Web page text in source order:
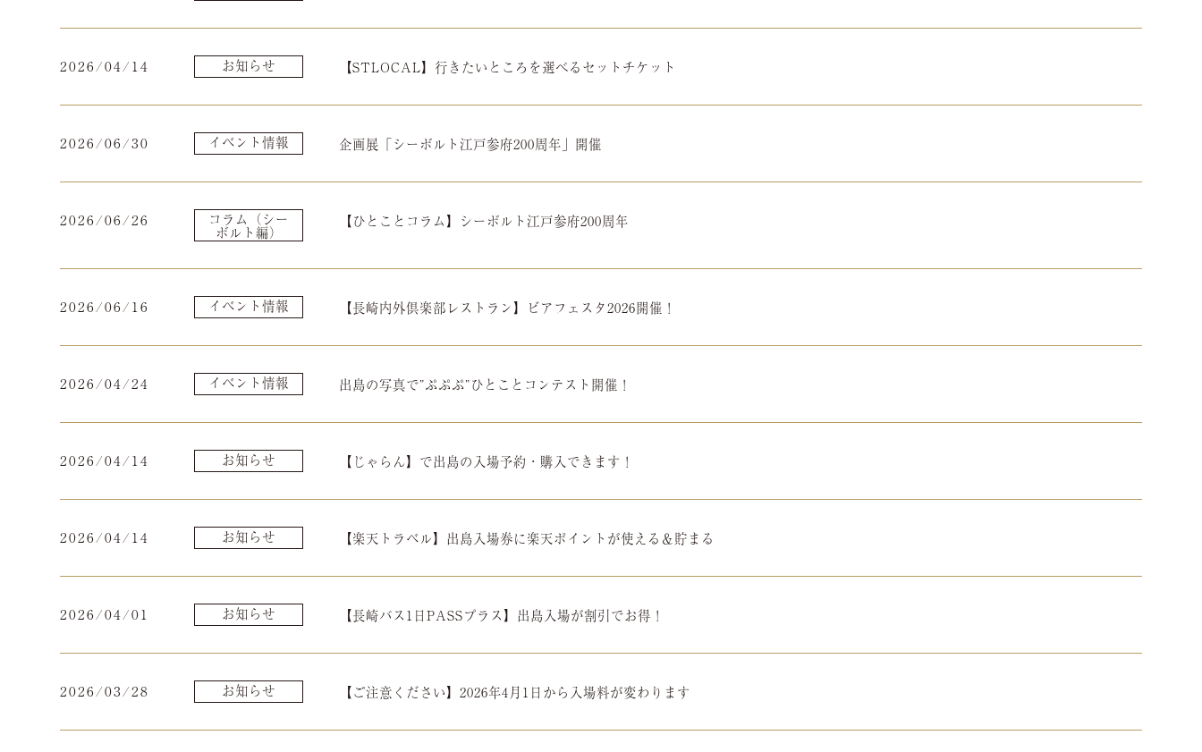
2026/04/14 お知らせ 【STLOCAL】行きたいところを選べるセットチケット
2026/06/30 イベント情報 企画展「シーボルト江戸参府200周年」開催
2026/06/26 コラム（シー
ボルト編）
【ひとことコラム】シーボルト江戸参府200周年
2026/06/16 イベント情報 【長崎内外倶楽部レストラン】ビアフェスタ2026開催！
2026/04/24 イベント情報 出島の写真で”ぷぷぷ”ひとことコンテスト開催！
2026/04/14 お知らせ 【じゃらん】で出島の入場予約・購入できます！
2026/04/14 お知らせ 【楽天トラベル】出島入場券に楽天ポイントが使える＆貯まる
2026/04/01 お知らせ 【長崎バス1日PASSプラス】出島入場が割引でお得！
2026/03/28 お知らせ 【ご注意ください】2026年4月1日から入場料が変わります